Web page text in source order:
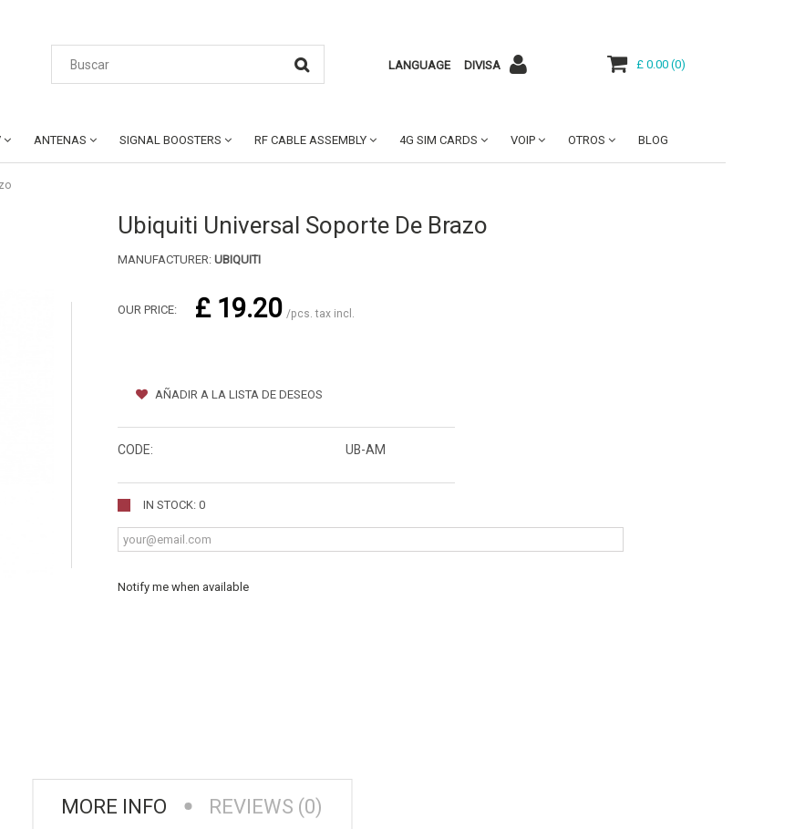
LANGUAGE DIVISA £ 0.00 (0)
ANTENAS SIGNAL BOOSTERS RF CABLE ASSEMBLY 4G SIM CARDS VOIP OTROS BLOG
Ubiquiti Universal Soporte De Brazo
MANUFACTURER: UBIQUITI
OUR PRICE: £ 19.20 /pcs. tax incl.
AÑADIR A LA LISTA DE DESEOS
CODE: UB-AM
IN STOCK: 0
Notify me when available
MORE INFO REVIEWS (0)